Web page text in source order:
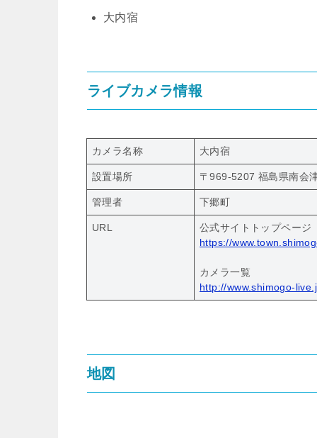
大内宿
ライブカメラ情報
カメラ名称 大内宿
設置場所 〒969-5207 福島県南会
管理者 下郷町
URL
公式サイトトップページ
https://
カメラ一覧
http://www.shimogo-
地図